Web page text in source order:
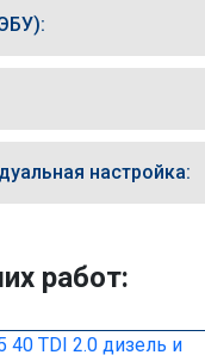
настройка:
работ: